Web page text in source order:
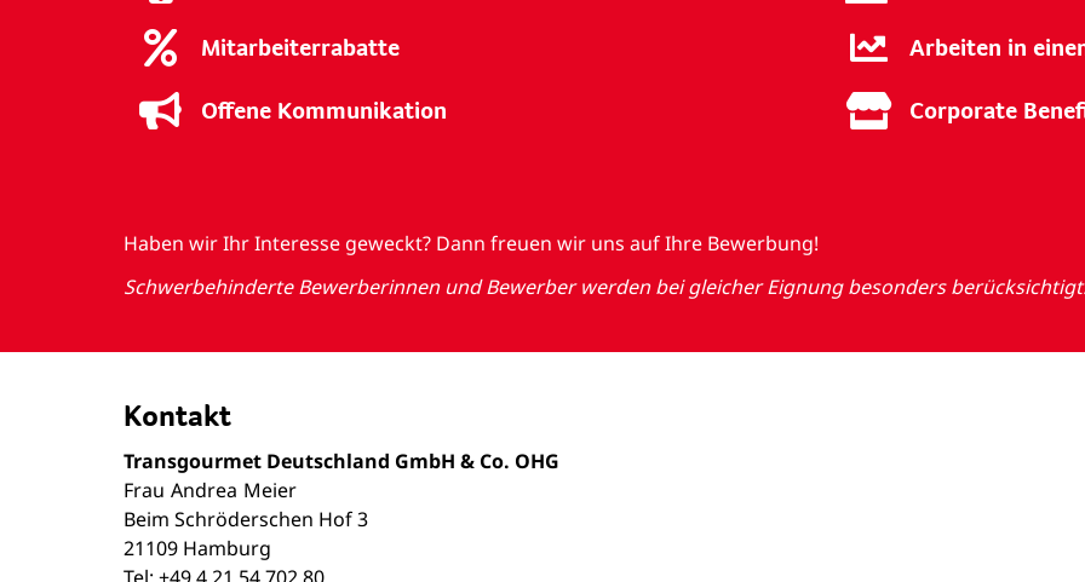
Mitarbeiterrabatte Arbeiten in
Offene Kommunikation Corporate
Haben wir Ihr Interesse geweckt? Dann freuen wir uns auf Ihre Bewerbung!
Schwerbehinderte Bewerberinnen und Bewerber werden bei gleicher Eignung besonders
Kontakt
Transgourmet Deutschland GmbH & Co. OHG
Frau Andrea Meier
Beim Schröderschen Hof 3
21109 Hamburg